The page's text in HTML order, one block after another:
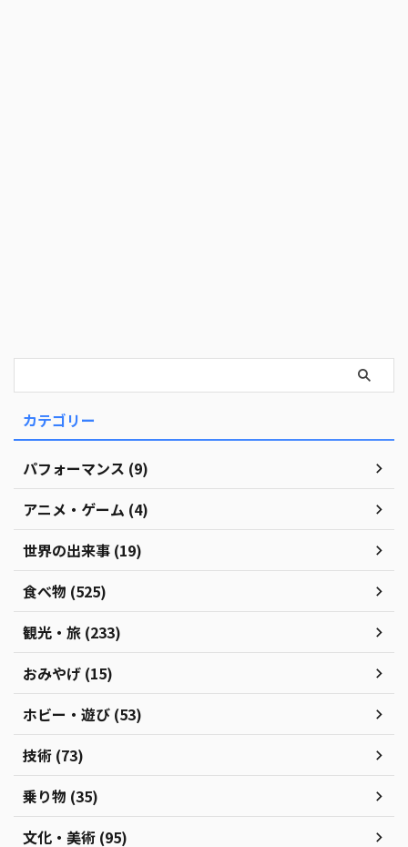
カテゴリー
パフォーマンス (9)
アニメ・ゲーム (4)
世界の出来事 (19)
食べ物 (525)
観光・旅 (233)
おみやげ (15)
ホビー・遊び (53)
技術 (73)
乗り物 (35)
文化・美術 (95)